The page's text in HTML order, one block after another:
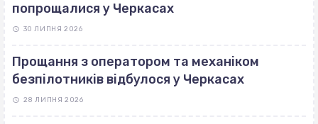
попрощалися у Черкасах
30 ЛИПНЯ 2026
Прощання з оператором та механіком
безпілотників відбулося у Черкасах
28 ЛИПНЯ 2026